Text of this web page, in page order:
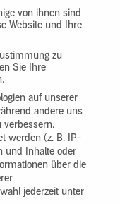
von ihnen sind
Website und Ihre
zu
Sie Ihre
auf unserer
andere uns
verbessern.
werden (z. B. IP-
und Inhalte oder
über die
jederzeit unter